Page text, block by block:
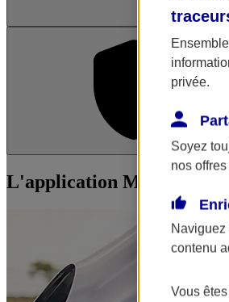
L'application Mon AXA
privée.
Soyez
nos
contenu
Vous